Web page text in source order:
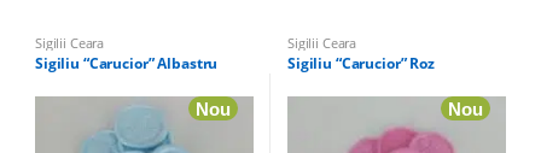
Sigilii Ceara
Sigiliu “Carucior” Albastru
Nou
Sigilii Ceara
Sigiliu “Carucior” Roz
Nou